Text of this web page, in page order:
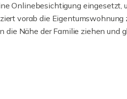
Onlinebesichtigung eingesetzt,
vorab die Eigentumswohnung
die Nähe der Familie ziehen und